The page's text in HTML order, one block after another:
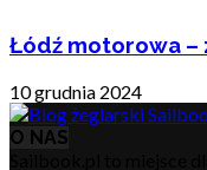
Łódź motorowa –
10 grudnia 2024
O NAS